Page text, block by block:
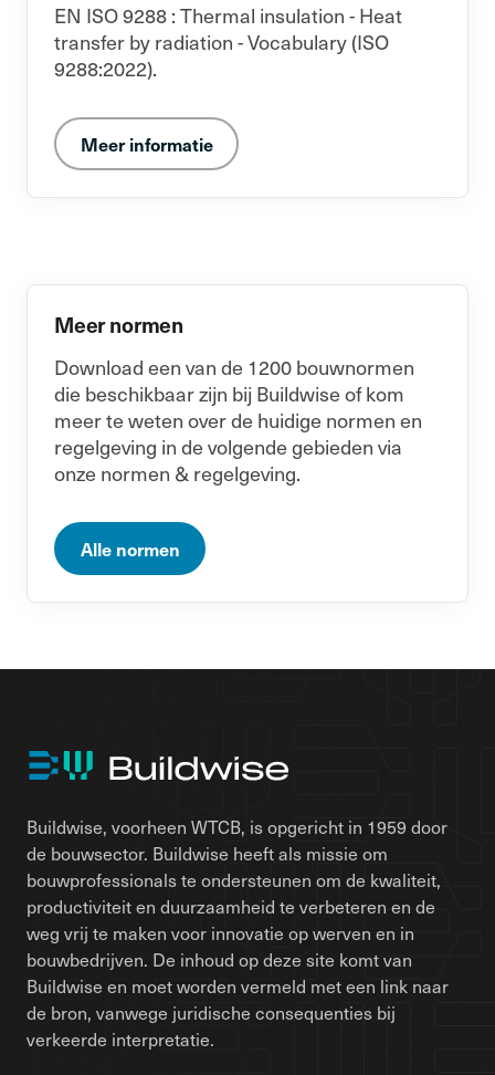
EN ISO 9288 : Thermal insulation - Heat
transfer by radiation - Vocabulary (ISO
9288:2022).
Meer informatie
Meer normen
Download een van de 1200 bouwnormen
die beschikbaar zijn bij Buildwise of kom
meer te weten over de huidige normen en
regelgeving in de volgende gebieden via
onze normen & regelgeving.
Alle normen
Buildwise, voorheen WTCB, is opgericht in 1959 door
de bouwsector. Buildwise heeft als missie om
bouwprofessionals te ondersteunen om de kwaliteit,
productiviteit en duurzaamheid te verbeteren en de
weg vrij te maken voor innovatie op werven en in
bouwbedrijven. De inhoud op deze site komt van
Buildwise en moet worden vermeld met een link naar
de bron, vanwege juridische consequenties bij
verkeerde interpretatie.